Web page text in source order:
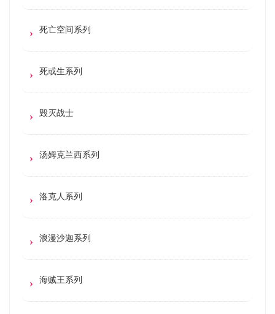
死亡空间系列
死或生系列
毁灭战士
汤姆克兰西系列
洛克人系列
浪漫沙迦系列
海贼王系列